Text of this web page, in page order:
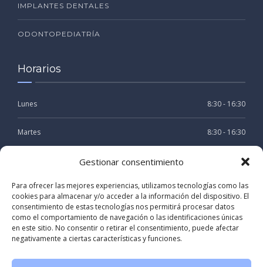
Gestionar consentimiento
Para ofrecer las mejores experiencias, utilizamos tecnologías como las
cookies para almacenar y/o acceder a la información del dispositivo. El
consentimiento de estas tecnologías nos permitirá procesar datos
como el comportamiento de navegación o las identificaciones únicas
en este sitio. No consentir o retirar el consentimiento, puede afectar
negativamente a ciertas características y funciones.
IMPLANTES DENTALES
ODONTOPEDIATRÍA
Horarios
Lunes 8:30 - 16:30
Martes 8:30 - 16:30
8:30 - 16:30
Jueves 8:30 - 16:30
Viernes 8:30 - 15:30